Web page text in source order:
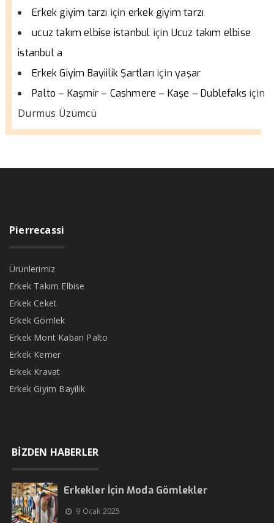
Erkek giyim tarzı için erkek giyim tarzı
ucuz takım elbise istanbul için Ucuz takım elbise
istanbul a
Erkek Giyim Bayiilik Şartları içinyaşar
Palto – Kaşmir – Cashmere – Kaşe – Dublefaks için
Durmus Üzümcü
Pierrecassi
Ürünlerimiz
Erkek Takım Elbise
Erkek Ceket
Erkek Gömlek
Erkek Mont Kaban Palto
Erkek Kemer
Erkek Kravat
Erkek Giyim Bayilik
BİZDEN HABERLER
Erkekler İçin Moda Gömlekler
9 Ocak 2025